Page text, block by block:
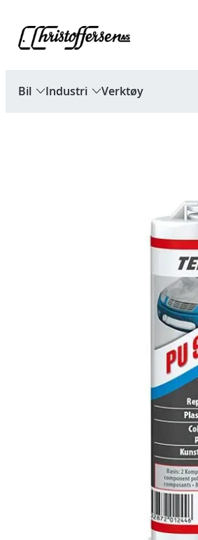
innhold
Bil Industri Verktøy